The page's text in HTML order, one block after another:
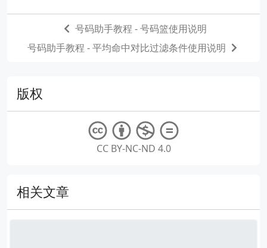
号码助手教程 - 号码篮使用说明
号码助手教程 - 平均命中对比过滤条件使用说明
版权
CC BY-NC-ND 4.0
相关文章